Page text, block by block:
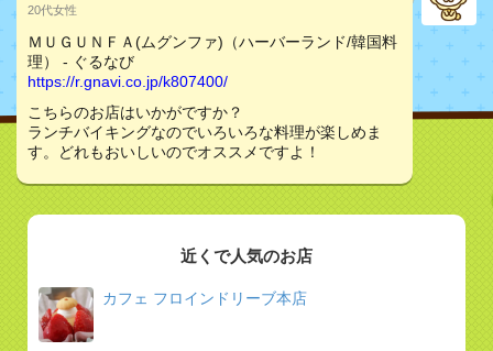
20代女性
ＭＵＧＵＮＦＡ(ムグンファ)（ハーバーランド/韓国料
理） - ぐるなび
https://r.gnavi.co.jp/k807400/
こちらのお店はいかがですか？
ランチバイキングなのでいろいろな料理が楽しめま
す。どれもおいしいのでオススメですよ！
近くで人気のお店
カフェ フロインドリーブ本店